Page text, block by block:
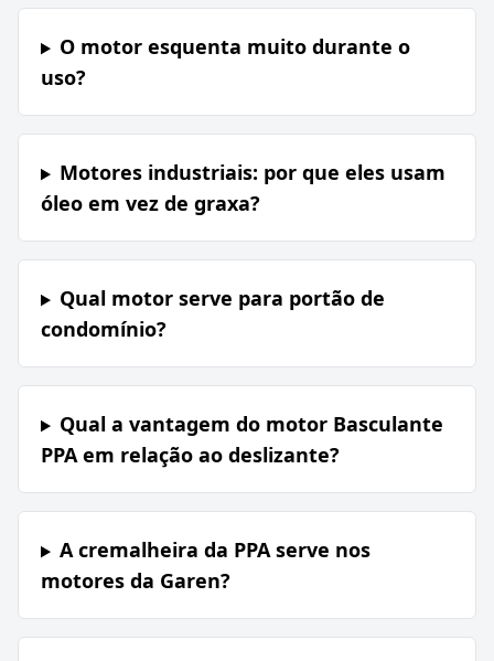
O motor esquenta muito durante o
uso?
Motores industriais: por que eles usam
óleo em vez de graxa?
Qual motor serve para portão de
condomínio?
Qual a vantagem do motor Basculante
PPA em relação ao deslizante?
A cremalheira da PPA serve nos
motores da Garen?